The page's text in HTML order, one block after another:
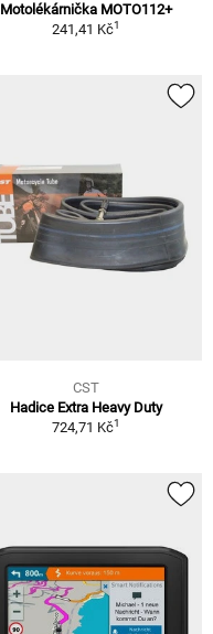
Motolékárnička MOTO112+
241,41 Kč1
CST
Hadice Extra Heavy Duty
724,71 Kč1